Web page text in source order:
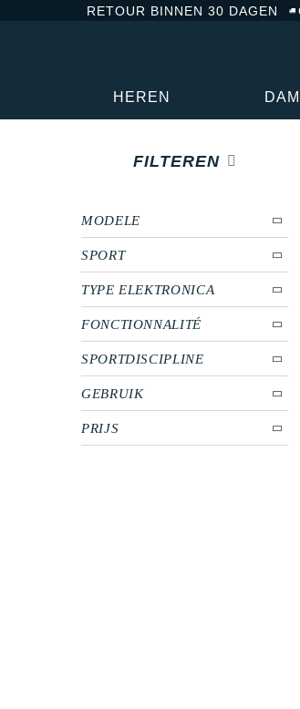
RETOUR BINNEN 30 DAGEN
HEREN
FILTEREN
MODELE
SPORT
TYPE ELEKTRONICA
FONCTIONNALITÉ
SPORTDISCIPLINE
GEBRUIK
PRIJS